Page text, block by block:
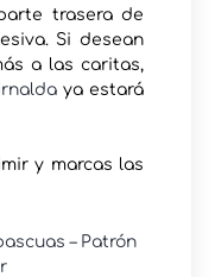
trasera de
Si desean
a las caritas,
ya estará
y marcas las
– Patrón